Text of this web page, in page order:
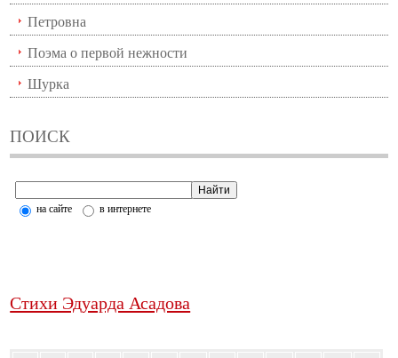
Петровна
Поэма о первой нежности
Шурка
ПОИСК
на сайте в интернете
Стихи Эдуарда Асадова